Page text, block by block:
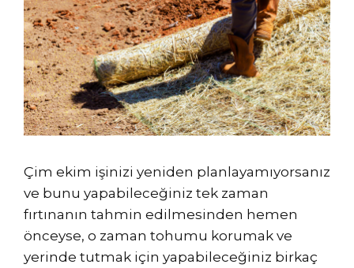
Çim ekim işinizi yeniden planlayamıyorsanız
ve bunu yapabileceğiniz tek zaman
fırtınanın tahmin edilmesinden hemen
önceyse, o zaman tohumu korumak ve
yerinde tutmak için yapabileceğiniz birkaç